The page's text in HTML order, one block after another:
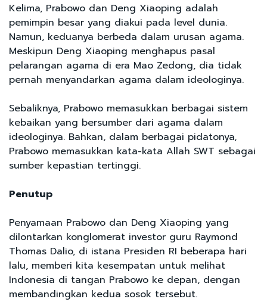
Kelima, Prabowo dan Deng Xiaoping adalah
pemimpin besar yang diakui pada level dunia.
Namun, keduanya berbeda dalam urusan agama.
Meskipun Deng Xiaoping menghapus pasal
pelarangan agama di era Mao Zedong, dia tidak
pernah menyandarkan agama dalam ideologinya.
Sebaliknya, Prabowo memasukkan berbagai sistem
kebaikan yang bersumber dari agama dalam
ideologinya. Bahkan, dalam berbagai pidatonya,
Prabowo memasukkan kata-kata Allah SWT sebagai
sumber kepastian tertinggi.
Penutup
Penyamaan Prabowo dan Deng Xiaoping yang
dilontarkan konglomerat investor guru Raymond
Thomas Dalio, di istana Presiden RI beberapa hari
lalu, memberi kita kesempatan untuk melihat
Indonesia di tangan Prabowo ke depan, dengan
membandingkan kedua sosok tersebut.